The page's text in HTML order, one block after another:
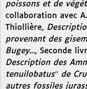
poissons et de
collaboration avec
Thiollière,
provenant des
Bugey..., Seconde
Description des
tenuilobatus″ de
autres fossiles